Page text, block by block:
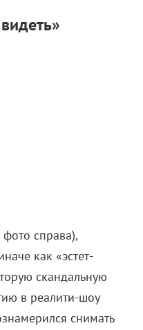
справа),
как «эстет-
скандальную
в реалити-шоу
снимать